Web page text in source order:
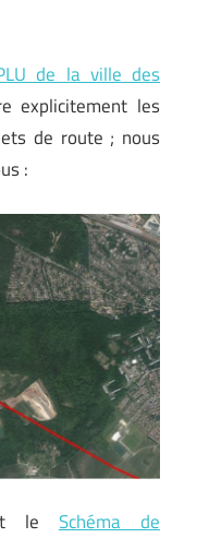
de la ville des
explicitement les
de route ; nous
:
le Schéma de